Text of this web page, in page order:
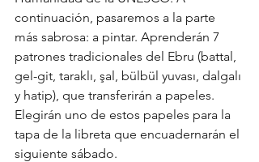
continuación, pasaremos a la parte
más sabrosa: a pintar. Aprenderán 7
patrones tradicionales del Ebru (battal,
gel-git, taraklı, şal, bülbül yuvası, dalgalı
y hatip), que transferirán a papeles.
Elegirán uno de estos papeles para la
tapa de la libreta que encuadernarán el
siguiente sábado.